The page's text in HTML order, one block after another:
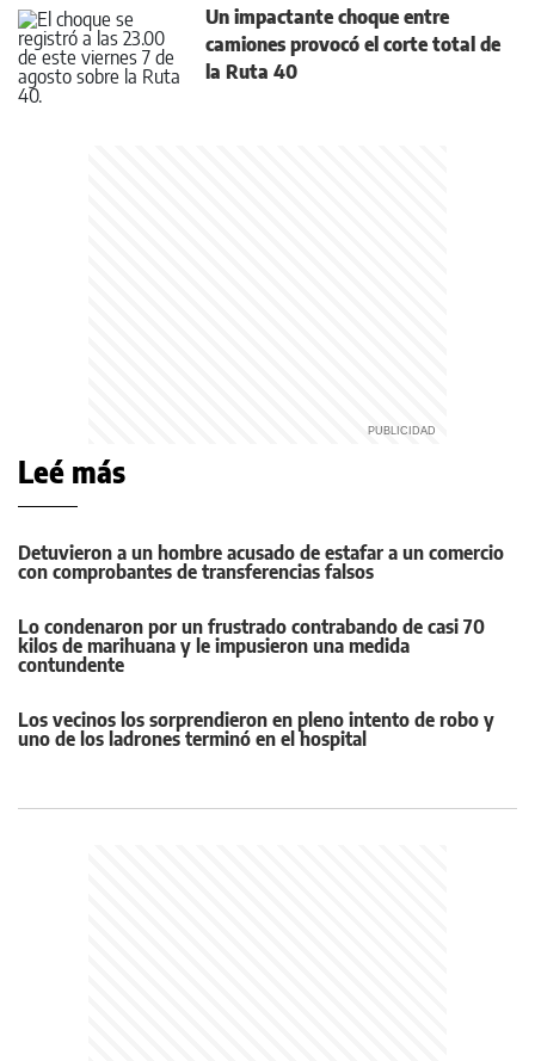
Un impactante choque entre
camiones provocó el corte total de
la Ruta 40
Leé más
Detuvieron a un hombre acusado de estafar a un comercio
con comprobantes de transferencias falsos
Lo condenaron por un frustrado contrabando de casi 70
kilos de marihuana y le impusieron una medida
contundente
Los vecinos los sorprendieron en pleno intento de robo y
uno de los ladrones terminó en el hospital